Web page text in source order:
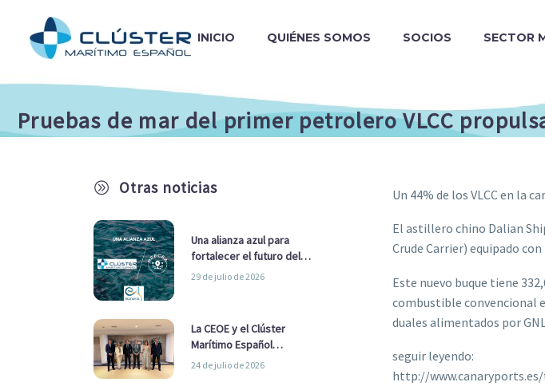
INICIO QUIÉNES SOMOS SOCIOS SECTOR
Pruebas de mar del primer petrolero VLCC
A Otras noticias
Una alianza azul para
fortalecer el futuro del
sector marítimo
29 de julio de 2026
La CEOE y el Clúster
Marítimo Español
refuerzan su alianza para
24 de julio de 2026
Un 44% de los VLCC en la
El astillero chino Dalian
Crude Carrier) equipado
Este nuevo buque tiene
combustible convencional
duales alimentados por
seguir leyendo:
http://